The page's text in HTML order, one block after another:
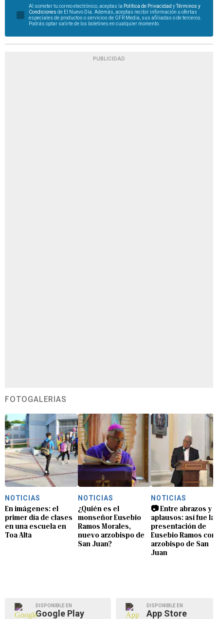
Al someter tu correo electrónico, aceptas la Política de Privacidad yTérminos y
Condiciones de El Nuevo Día. Además, aceptas recibir información u ofertas
especiales de productos o servicios de GFR Media, sus afiliadas o de terceros.
Podrás optar salirte de los boletines en cualquier momento.
PUBLICIDAD
FOTOGALERÍAS
NOTICIAS
En imágenes: el
primer día de clases
en una escuela en
Toa Alta
NOTICIAS
¿Quién es el
monseñor Eusebio
Ramos Morales,
nuevo arzobispo de
San Juan?
NOTICIAS
📷 Entre abrazos y
aplausos: así fue la
presentación de
Eusebio Ramos
arzobispo de San
Juan
DISPONIBLE EN
Google Play
DISPONIBLE EN
App Store